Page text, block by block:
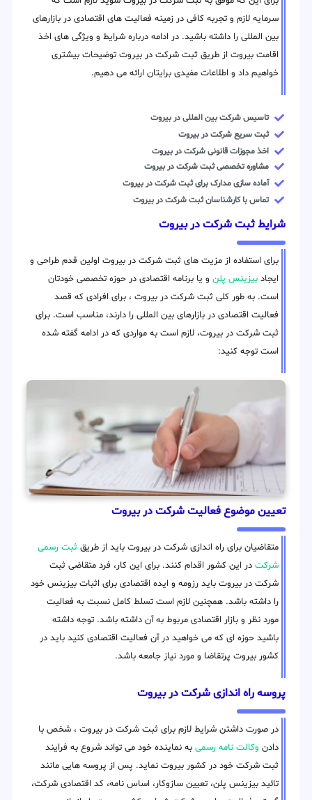
سرمایه لازم و تجربه کافی در زمینه فعالیت های اقتصادی در بازارهای
بین المللی را داشته باشید. در ادامه درباره شرایط و ویژگی های اخذ
اقامت بیروت از طریق ثبت شرکت در بیروت توضیحات بیشتری
خواهیم داد و اطلاعات مفیدی برایتان ارائه می دهیم.
تاسیس شرکت بین المللی در بیروت
ثبت سریع شرکت در بیروت
اخذ مجوزات قانونی شرکت در بیروت
مشاوره تخصصی ثبت شرکت در بیروت
آماده سازی مدارک برای ثبت شرکت در بیروت
تماس با کارشناسان ثبت شرکت در بیروت
شرایط ثبت شرکت در بیروت
برای استفاده از مزیت های ثبت شرکت در بیروت اولین قدم طراحی و
ایجاد بیزینس پلن و یا برنامه اقتصادی در حوزه تخصصی خودتان
است. به طور کلی ثبت شرکت در بیروت ، برای افرادی که قصد
فعالیت اقتصادی در بازارهای بین المللی را دارند، مناسب است. برای
ثبت شرکت در بیروت، لازم است به مواردی که در ادامه گفته شده
است توجه کنید:
تعیین موضوع فعالیت شرکت در بیروت
متقاضیان برای راه اندازی شرکت در بیروت باید از طریق ثبت رسمی
شرکت در این کشور اقدام کنند. برای این کار، فرد متقاضی ثبت
شرکت در بیروت باید رزومه و ایده اقتصادی برای اثبات بیزینس خود
را داشته باشد. همچنین لازم است تسلط کامل نسبت به فعالیت
مورد نظر و بازار اقتصادی مربوط به آن داشته باشد. توجه داشته
باشید حوزه ای که می خواهید در آن فعالیت اقتصادی کنید باید در
کشور بیروت پرتقاضا و مورد نیاز جامعه باشد.
پروسه راه اندازی شرکت در بیروت
در صورت داشتن شرایط لازم برای ثبت شرکت در بیروت ، شخص با
دادن وکالت نامه رسمی به نماینده خود می تواند شروع به فرایند
ثبت شرکت خود در کشور بیروت نماید. پس از پروسه هایی مانند
تائید بیزینس پلن، تعیین سازوکار، اساس نامه، کد اقتصادی شرکت،